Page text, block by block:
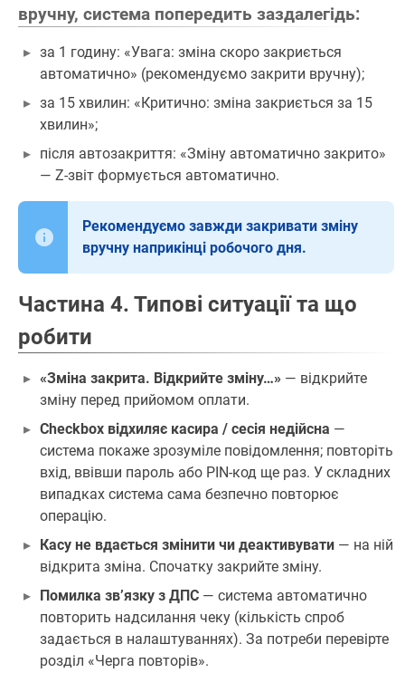
вручну, система попередить заздалегідь:
за 1 годину: «Увага: зміна скоро закриється
автоматично» (рекомендуємо закрити вручну);
за 15 хвилин: «Критично: зміна закриється за 15
хвилин»;
після автозакриття: «Зміну автоматично закрито»
— Z-звіт формується автоматично.
Рекомендуємо завжди закривати зміну
вручну наприкінці робочого дня.
Частина 4. Типові ситуації та що
робити
«Зміна закрита. Відкрийте зміну…» — відкрийте
зміну перед прийомом оплати.
Checkbox відхиляє касира / сесія недійсна —
система покаже зрозуміле повідомлення; повторіть
вхід, ввівши пароль або PIN-код ще раз. У складних
випадках система сама безпечно повторює
операцію.
Касу не вдається змінити чи деактивувати — на ній
відкрита зміна. Спочатку закрийте зміну.
Помилка зв’язку з ДПС — система автоматично
повторить надсилання чеку (кількість спроб
задається в налаштуваннях). За потреби перевірте
розділ «Черга повторів».